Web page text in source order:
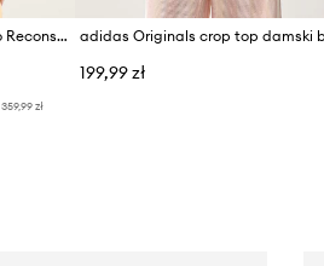
adidas Originals top Mexico Reconstrudted
359,99 zł
199,99 zł